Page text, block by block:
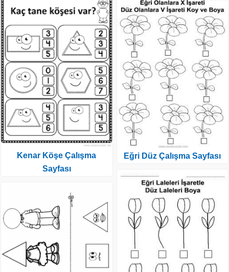
Kenar Köşe Çalışma
Sayfası
Eğri Düz Çalışma Sayfası